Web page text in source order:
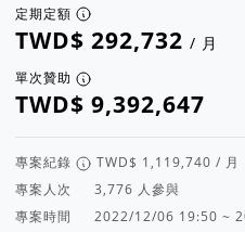
定期定額
/ 月
單次贊助
專案紀錄
/ 月
專案人次
人參與
專案時間
2022/12/06 19:50 ~